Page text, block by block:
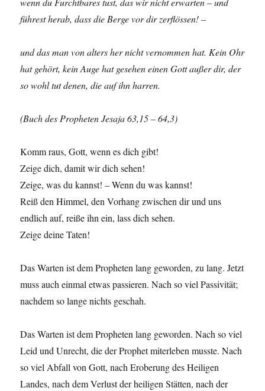
führest herab, dass die Berge vor dir zerflössen! –
und das man von alters her nicht vernommen hat. Kein Ohr
hat gehört, kein Auge hat gesehen einen Gott außer dir, der
so wohl tut denen, die auf ihn harren.
(Buch des Propheten Jesaja 63,15 – 64,3)
Komm raus, Gott, wenn es dich gibt!
Zeige dich, damit wir dich sehen!
Zeige, was du kannst! – Wenn du was kannst!
Reiß den Himmel, den Vorhang zwischen dir und uns
endlich auf, reiße ihn ein, lass dich sehen.
Zeige deine Taten!
Das Warten ist dem Propheten lang geworden, zu lang. Jetzt
muss auch einmal etwas passieren. Nach so viel Passivität;
nachdem so lange nichts geschah.
Das Warten ist dem Propheten lang geworden. Nach so viel
Leid und Unrecht, die der Prophet miterleben musste. Nach
so viel Abfall von Gott, nach Eroberung des Heiligen
Landes, nach dem Verlust der heiligen Stätten, nach der